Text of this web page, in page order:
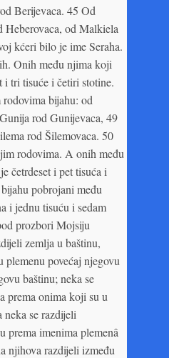
Berijevaca. 45 Od
od Malkiela
kćeri bilo je ime Seraha.
Onih među njima koji
i tri tisuće i četiri stotine.
bijahu: od
rod Gunijevaca, 49
rod Šilemovaca. 50
rodovima. A onih među
četrdeset i pet tisuća i
pobrojani među
i jednu tisuću i sedam
prozbori Mojsiju
zemlja u baštinu,
plemenu povećaj njegovu
baštinu; neka se
prema onima koji su u
se razdijeli
prema imenima plemenâ
njihova razdijeli između